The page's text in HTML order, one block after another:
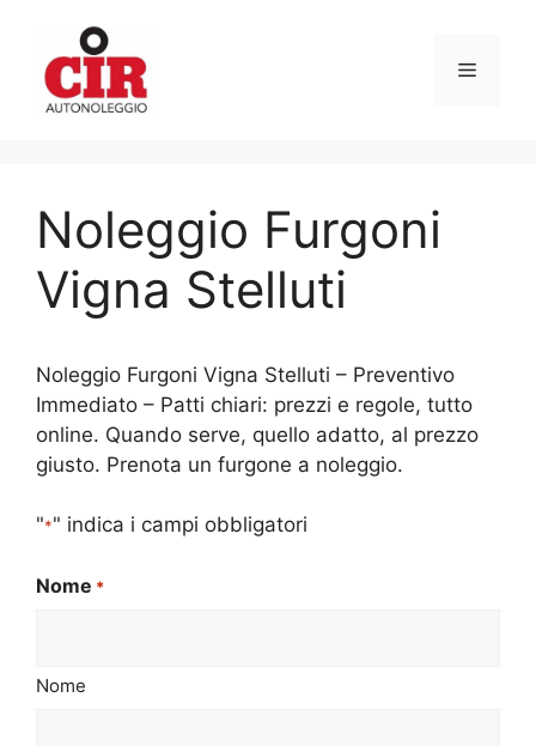
contenuto
Menu
Noleggio Furgoni
Vigna Stelluti
Noleggio Furgoni Vigna Stelluti – Preventivo
Immediato – Patti chiari: prezzi e regole, tutto
online. Quando serve, quello adatto, al prezzo
giusto. Prenota un furgone a noleggio.
"*" indica i campi obbligatori
Nome *
Nome